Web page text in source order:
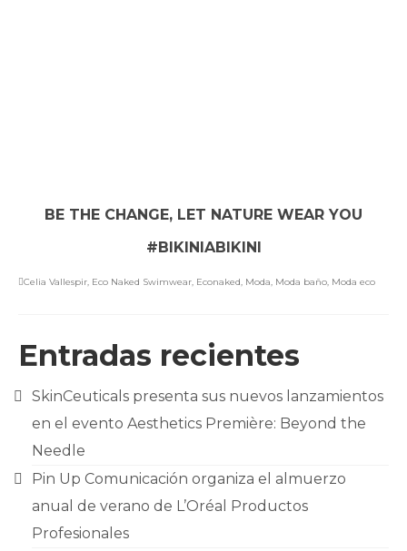
BE THE CHANGE, LET NATURE WEAR YOU
#BIKINIABIKINI
Celia Vallespir, Eco Naked Swimwear, Econaked, Moda, Moda baño, Moda eco
Entradas recientes
SkinCeuticals presenta sus nuevos lanzamientos
en el evento Aesthetics Première: Beyond the
Needle
Pin Up Comunicación organiza el almuerzo
anual de verano de L’Oréal Productos
Profesionales